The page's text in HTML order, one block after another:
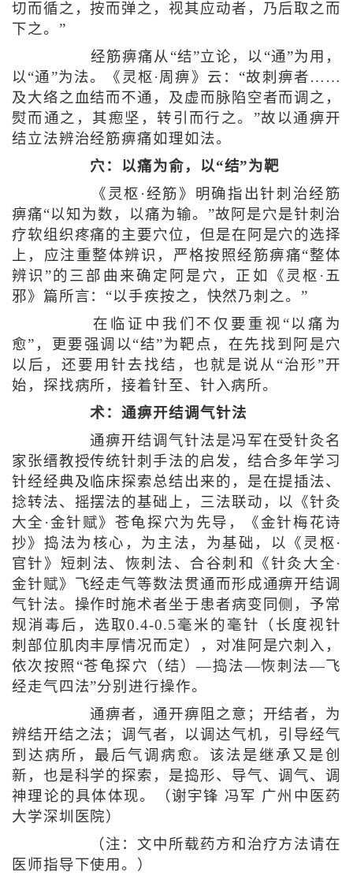
切而循之，按而弹之，视其应动者，乃后取之而
下之。”
经筋痹痛从“结”立论，以“通”为用，
以“通”为法。《灵枢·周痹》云：“故刺痹者……
及大络之血结而不通，及虚而脉陷空者而调之，
熨而通之，其瘛坚，转引而行之。”故以通痹开
结立法辨治经筋痹痛如理如法。
穴：以痛为俞，以“结”为靶
《灵枢·经筋》明确指出针刺治经筋
痹痛“以知为数，以痛为输。”故阿是穴是针刺治
疗软组织疼痛的主要穴位，但是在阿是穴的选择
上，应注重整体辨识，严格按照经筋痹痛“整体
辨识”的三部曲来确定阿是穴，正如《灵枢·五
邪》篇所言：“以手疾按之，快然乃刺之。”
在临证中我们不仅要重视“以痛为
愈”，更要强调以“结”为靶点，在先找到阿是穴
以后，还要用针去找结，也就是说从“治形”开
始，探找病所，接着针至、针入病所。
术：通痹开结调气针法
通痹开结调气针法是冯军在受针灸名
家张缙教授传统针刺手法的启发，结合多年学习
针经经典及临床探索总结出来的，是在提插法、
捻转法、摇摆法的基础上，三法联动，以《针灸
大全·金针赋》苍龟探穴为先导，《金针梅花诗
抄》捣法为核心，为主法，为基础，以《灵枢·
官针》短刺法、恢刺法、合谷刺和《针灸大全·
金针赋》飞经走气等数法贯通而形成通痹开结调
气针法。操作时施术者坐于患者病变同侧，予常
规消毒后，选取0.4-0.5毫米的毫针（长度视针
刺部位肌肉丰厚情况而定），对准阿是穴刺入，
依次按照“苍龟探穴（结）—捣法—恢刺法—飞
经走气四法”分别进行操作。
通痹者，通开痹阻之意；开结者，为
辨结开结之法；调气者，以调达气机，引导经气
到达病所，最后气调病愈。该法是继承又是创
新，也是科学的探索，是捣形、导气、调气、调
神理论的具体体现。（谢宇锋 冯军 广州中医药
大学深圳医院）
（注：文中所载药方和治疗方法请在
医师指导下使用。）